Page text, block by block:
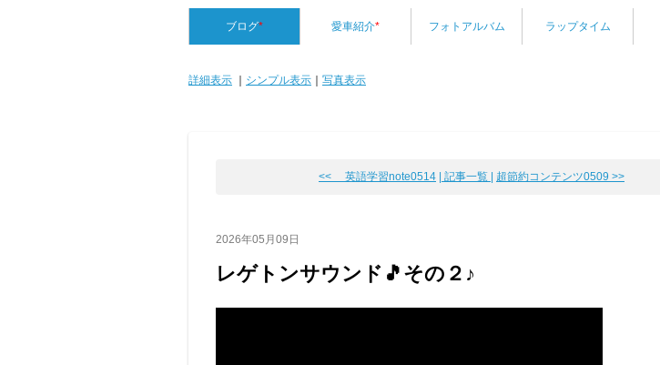
ブログ* 愛車紹介* フォトアルバム ラップタイム
詳細表示 シンプル表示 写真表示
<< 英語学習note0514 | 記事一覧 | 超節約コンテンツ0509 >>
2026年05月09日
レゲトンサウンド🎵その２♪